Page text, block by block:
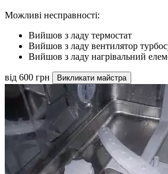
Можливі несправності:
Вийшов з ладу термостат
Вийшов з ладу вентилятор
Вийшов з ладу нагрівальний
від 600 грн Викликати майстра